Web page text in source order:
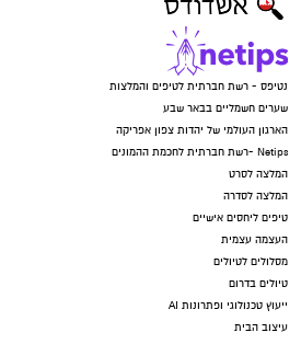
נטיפס - רשת חברתית לטיפים והמלצות
שערים חשמליים בבאר שבע
הארגון העולמי של יהדות צפון אפריקה
Netips -רשת חברתית לחכמת ההמונים
המלצה לסרט
המלצה לסדרה
טיפים ליחסים אישיים
העצמה עצמית
מסלולים לטיולים
טיולים בדרום
ייעוץ טכנולוגי ופתרונות AI
עיצוב הבית